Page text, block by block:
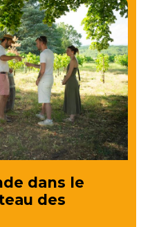
dans le
des